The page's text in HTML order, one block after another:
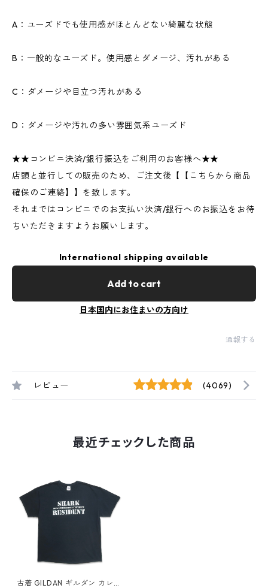
A：ユーズドでも使用感がほとんどない綺麗な状態
B：一般的なユーズド。使用感とダメージ、汚れがある
C：ダメージや目立つ汚れがある
D：ダメージや汚れの多い雰囲気系ユーズド
★★コンビニ決済/銀行振込をご利用のお客様へ★★
店頭と並行しての販売のため、ご注文後【【こちらから商品
確保のご連絡】】を致します。
それまではコンビニでのお支払い決済/銀行へのお振込をお待
ちいただきますようお願いします。
International shipping available
Add to cart
日本国内にお住まいの方向け
通報する
レビュー (4069)
最近チェックした商品
古着 GILDAN ギルダン カレッ